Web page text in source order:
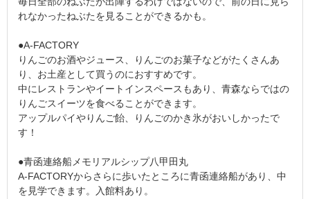
れなかったねぶたを見ることができるかも。
●A-FACTORY
りんごのお酒やジュース、りんごのお菓子などがたくさんあ
り、お土産として買うのにおすすめです。
中にレストランやイートインスペースもあり、青森ならではの
りんごスイーツを食べることができます。
アップルパイやりんご飴、りんごのかき氷がおいしかったで
す！
●青函連絡船メモリアルシップ八甲田丸
A-FACTORYからさらに歩いたところに青函連絡船があり、中
を見学できます。入館料あり。